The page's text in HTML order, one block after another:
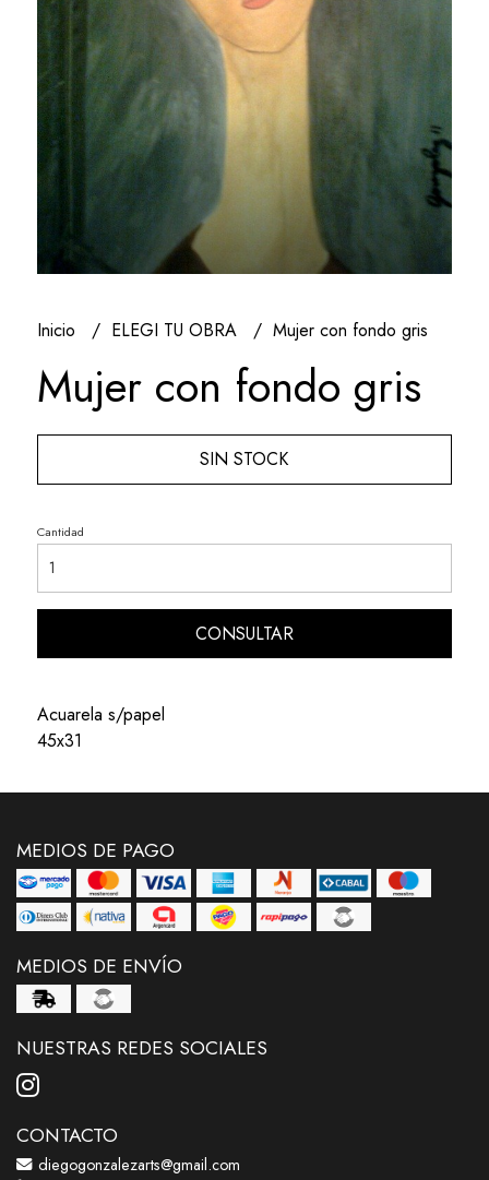
Inicio ELEGI TU OBRA Mujer con fondo gris
Mujer con fondo gris
SIN STOCK
Cantidad
CONSULTAR
Acuarela s/papel
45x31
MEDIOS DE PAGO
MEDIOS DE ENVÍO
NUESTRAS REDES SOCIALES
CONTACTO
diegogonzalezarts@gmail.com